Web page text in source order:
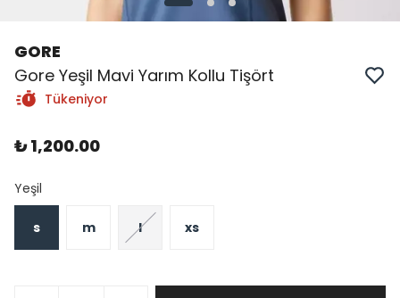
GORE
Gore Yeşil Mavi Yarım Kollu Tişört
Tükeniyor
₺ 1,200.00
Yeşil
s m l xs